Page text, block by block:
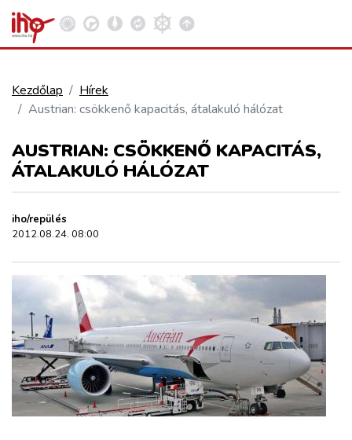
VASÚT
KÖZÚT
REPÜLÉS
KÖZLEKEDÉSFEJLESZTÉS
ELLÁTÁSI LÁNC
ZÖLDÚT
HAJÓZÁS
Kosár megtekintése
Kezdőlap
Hírek
Austrian: csökkenő kapacitás, átalakuló hálózat
AUSTRIAN: CSÖKKENŐ KAPACITÁS,
ÁTALAKULÓ HÁLÓZAT
iho/repülés
2012.08.24. 08:00